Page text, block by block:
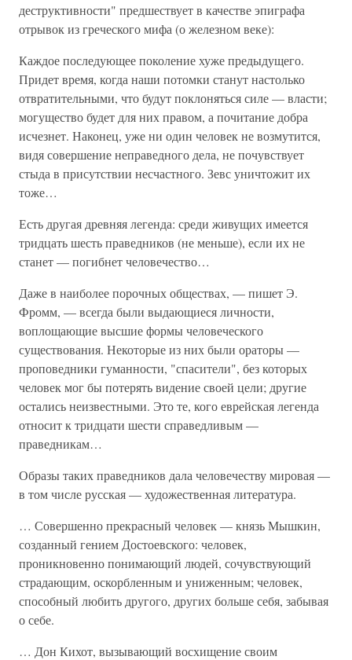
деструктивности" предшествует в качестве эпиграфа
отрывок из греческого мифа (о железном веке):
Каждое последующее поколение хуже предыдущего.
Придет время, когда наши потомки станут настолько
отвратительными, что будут поклоняться силе — власти;
могущество будет для них правом, а почитание добра
исчезнет. Наконец, уже ни один человек не возмутится,
видя совершение неправедного дела, не почувствует
стыда в присутствии несчастного. Зевс уничтожит их
тоже…
Есть другая древняя легенда: среди живущих имеется
тридцать шесть праведников (не меньше), если их не
станет — погибнет человечество…
Даже в наиболее порочных обществах, — пишет Э.
Фромм, — всегда были выдающиеся личности,
воплощающие высшие формы человеческого
существования. Некоторые из них были ораторы —
проповедники гуманности, "спасители", без которых
человек мог бы потерять видение своей цели; другие
остались неизвестными. Это те, кого еврейская легенда
относит к тридцати шести справедливым —
праведникам…
Образы таких праведников дала человечеству мировая —
в том числе русская — художественная литература.
… Совершенно прекрасный человек — князь Мышкин,
созданный гением Достоевского: человек,
проникновенно понимающий людей, сочувствующий
страдающим, оскорбленным и униженным; человек,
способный любить другого, других больше себя, забывая
о себе.
… Дон Кихот, вызывающий восхищение своим